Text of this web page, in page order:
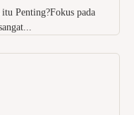
Penting?Fokus pada